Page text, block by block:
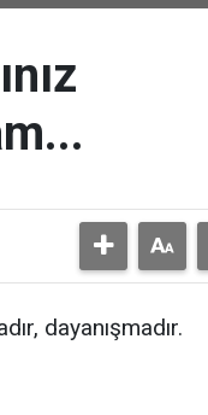
dayanışmadır.